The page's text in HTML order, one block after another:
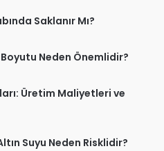
Saklanır Mı?
Neden Önemlidir?
Üretim Maliyetleri ve
Suyu Neden Risklidir?